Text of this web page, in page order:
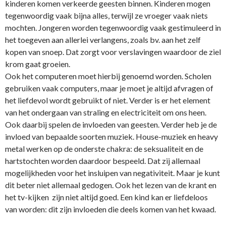
kinderen komen verkeerde geesten binnen. Kinderen mogen
tegenwoordig vaak bijna alles, terwijl ze vroeger vaak niets
mochten. Jongeren worden tegenwoordig vaak gestimuleerd in
het toegeven aan allerlei verlangens, zoals bv. aan het zelf
kopen van snoep. Dat zorgt voor verslavingen waardoor de ziel
krom gaat groeien.
Ook het computeren moet hierbij genoemd worden. Scholen
gebruiken vaak computers, maar je moet je altijd afvragen of
het liefdevol wordt gebruikt of niet. Verder is er het element
van het o­ndergaan van straling en electriciteit om o­ns heen.
Ook daarbij spelen de invloeden van geesten. Verder heb je de
invloed van bepaalde soorten muziek. House-muziek en heavy
metal werken op de o­nderste chakra: de seksualiteit en de
hartstochten worden daardoor bespeeld. Dat zij allemaal
mogelijkheden voor het insluipen van negativiteit. Maar je kunt
dit beter niet allemaal gedogen. Ook het lezen van de krant en
het tv-kijken zijn niet altijd goed. Een kind kan er liefdeloos
van worden: dit zijn invloeden die deels komen van het kwaad.